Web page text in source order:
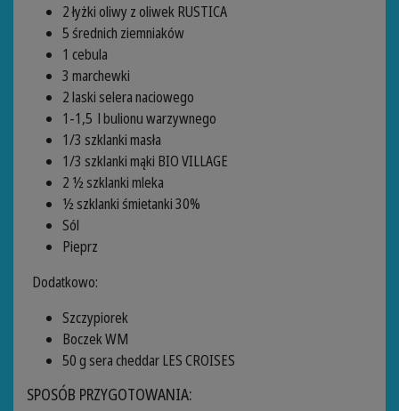
2 łyżki oliwy z oliwek RUSTICA
5 średnich ziemniaków
1 cebula
3 marchewki
2 laski selera naciowego
1-1,5 l bulionu warzywnego
1/3 szklanki masła
1/3 szklanki mąki BIO VILLAGE
2 ½ szklanki mleka
½ szklanki śmietanki 30%
Sól
Pieprz
Dodatkowo:
Szczypiorek
Boczek WM
50 g sera cheddar LES CROISES
SPOSÓB PRZYGOTOWANIA: